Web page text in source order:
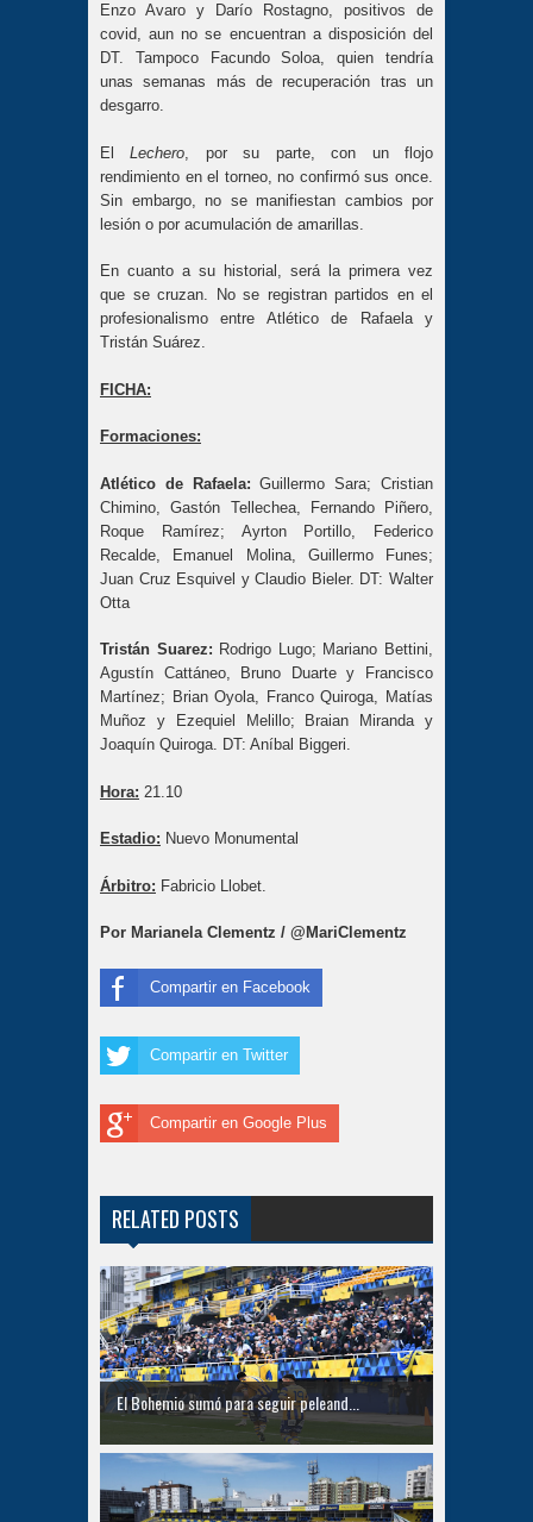
Enzo Avaro y Darío Rostagno, positivos de
covid, aun no se encuentran a disposición del
DT. Tampoco Facundo Soloa, quien tendría
unas semanas más de recuperación tras un
desgarro.
ElLechero , por su parte, con un flojo
rendimiento en el torneo, no confirmó sus once.
Sin embargo, no se manifiestan cambios por
lesión o por acumulación de amarillas.
En cuanto a su historial, será la primera vez
que se cruzan. No se registran partidos en el
profesionalismo entre Atlético de Rafaela y
Tristán Suárez.
FICHA:
Formaciones:
Atlético de Rafaela:GuillermoSara; Cristian
Chimino, Gastón Tellechea, Fernando Piñero,
Roque Ramírez; Ayrton Portillo, Federico
Recalde, Emanuel Molina, Guillermo Funes;
Juan Cruz Esquivel y Claudio Bieler. DT: Walter
Otta
Tristán Suarez: Rodrigo Lugo; Mariano Bettini,
Agustín Cattáneo, Bruno Duarte y Francisco
Martínez; Brian Oyola, Franco Quiroga, Matías
Muñoz y Ezequiel Melillo; Braian Miranda y
Joaquín Quiroga. DT: Aníbal Biggeri.
Hora: 21.10
Estadio: Nuevo Monumental
Árbitro: Fabricio Llobet.
Por Marianela Clementz / @MariClementz
Compartir en Facebook
Compartir en Twitter
Compartir en Google Plus
RELATED POSTS
El Bohemio sumó para seguir peleand...